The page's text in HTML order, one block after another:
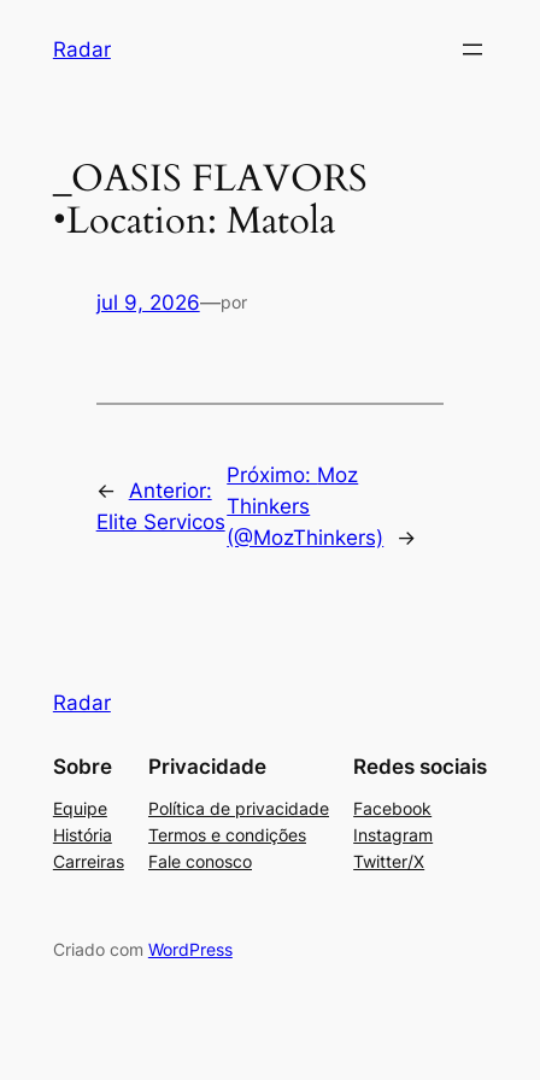
Radar
_OASIS FLAVORS
•Location: Matola
jul 9, 2026—por
←
Anterior:
Elite Servicos
Próximo: Moz
Thinkers
(@MozThinkers)
→
Radar
Sobre
Equipe
História
Carreiras
Privacidade
Política de privacidade
Termos e condições
Fale conosco
Redes sociais
Facebook
Instagram
Twitter/X
Criado com WordPress